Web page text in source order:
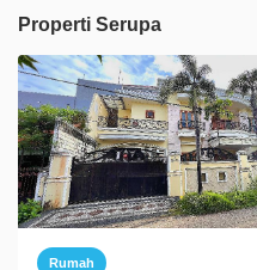
Properti Serupa
Rumah